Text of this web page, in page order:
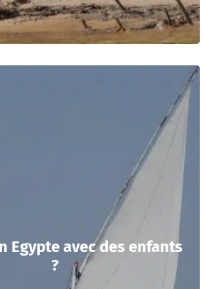
Egypte avec des enfants
?